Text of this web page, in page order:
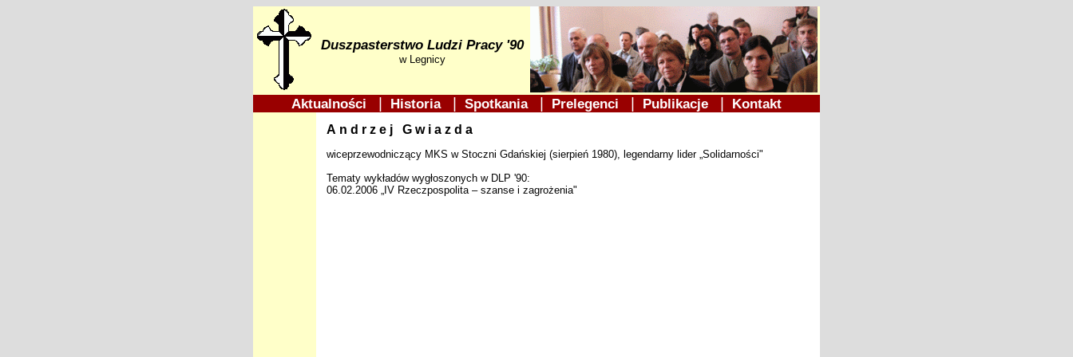
Duszpasterstwo Ludzi Pracy '90
w Legnicy
Aktualności Historia Spotkania Prelegenci Publikacje Kontakt
Andrzej Gwiazda
wiceprzewodniczący MKS w Stoczni Gdańskiej (sierpień 1980), legendarny lider „Solidarności"
Tematy wykładów wygłoszonych w DLP '90:
06.02.2006 „IV Rzeczpospolita – szanse i zagrożenia"